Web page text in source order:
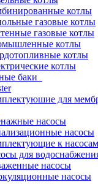
котлы
газовые котлы
газовые котлы
котлы
котлы
котлы
баки
для
насосы
насосы
к насосам
для
насосы
насосы